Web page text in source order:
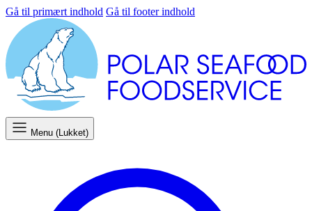
Gå til primært indhold Gå til footer indhold
Menu (Lukket)